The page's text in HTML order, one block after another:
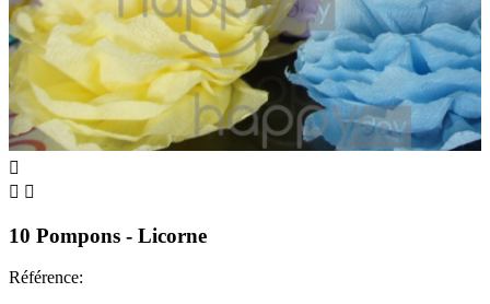

 
10 Pompons - Licorne
Référence: